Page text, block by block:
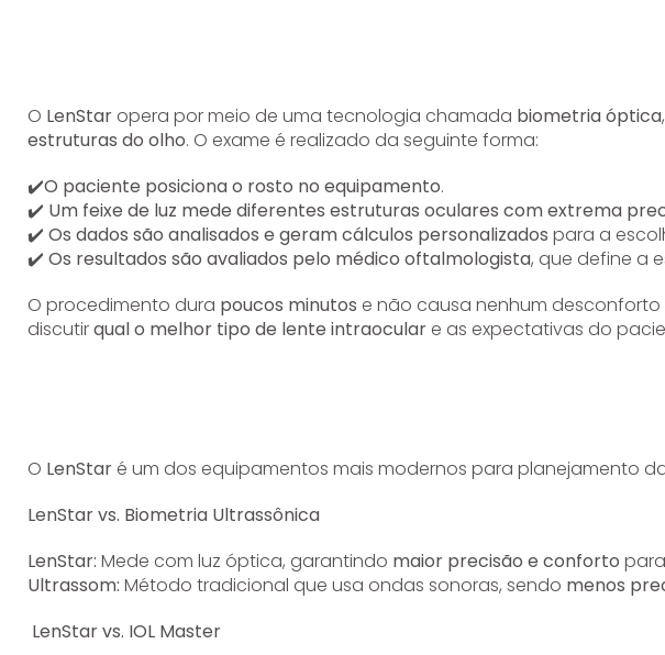
O LenStar opera por meio de uma tecnologia chamada biometria óptica
estruturas do olho. O exame é realizado da seguinte forma:
✔️O paciente posiciona o rosto no equipamento.
✔️ Um feixe de luz mede diferentes estruturas oculares com extrema
✔️ Os dados são analisados e geram cálculos personalizados para a
✔️ Os resultados são avaliados pelo médico oftalmologista, que define a
O procedimento dura poucos minutos e não causa nenhum
discutirqual o melhor tipo de lente intraocular e as expectativas do
O LenStar é um dos equipamentos mais modernos para planejamento
LenStar vs. Biometria Ultrassônica
LenStar: Mede com luz óptica, garantindo maior precisão e conforto
Ultrassom: Método tradicional que usa ondas sonoras, sendo menos
LenStar vs. IOL Master